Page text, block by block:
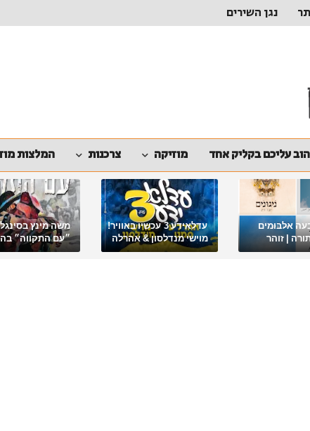
נגן השירים
עליכם בקליק אחד מוזיקה צרכנות המלצות
אלבומים
| זוהר
עדלאידע 3 עכשיו באוויר!
מוישי מנדלסון & אהרלה
סאמעט באלבום פורימי
משה מינץ
״עם התקווה״
ארגון "ביחד